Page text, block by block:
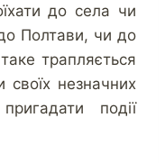
до села чи
Полтави, чи до
трапляється
незначних
події